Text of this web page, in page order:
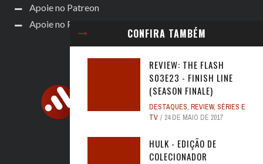
CONFIRA TAMBÉM
REVIEW: THE FLASH
S03E23 - FINISH LINE
(SEASON FINALE)
DESTAQUES, REVIEW, SÉRIES E
TV
24 DE MAIO DE 2017
HULK - EDIÇÃO DE
COLECIONADOR
Apoie no Patreon
Apoie no Padrim!